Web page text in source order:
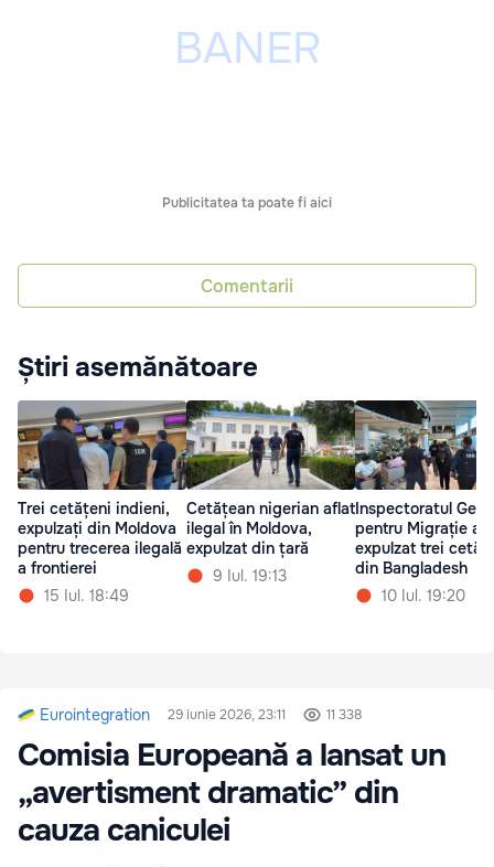
Publicitatea ta poate fi aici
Comentarii
Știri asemănătoare
Trei cetățeni indieni,
expulzați din Moldova
pentru trecerea ilegală
a frontierei
15 Iul. 18:49
Cetățean nigerian aflat
ilegal în Moldova,
expulzat din țară
9 Iul. 19:13
Inspectoratul
pentru Migrație a
expulzat trei
din Bangladesh
10 Iul. 19:20
Eurointegration 29 iunie 2026, 23:11 11 338
Comisia Europeană a lansat un
„avertisment dramatic” din
cauza caniculei